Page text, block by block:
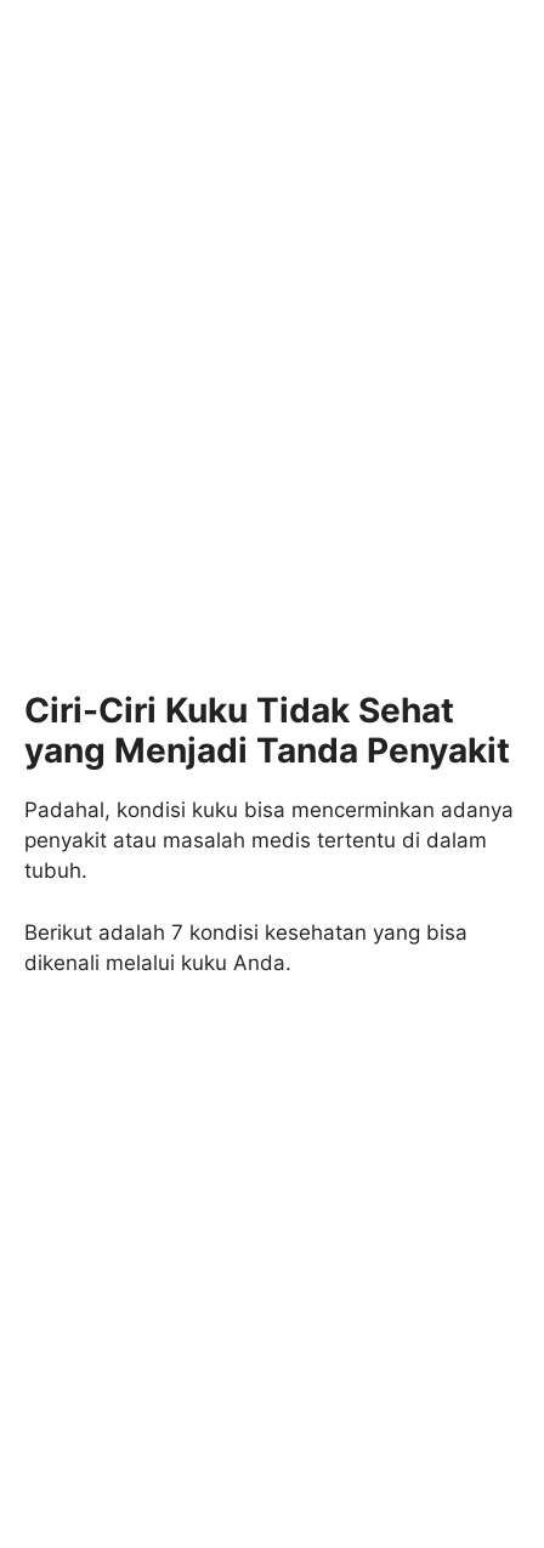
Ciri-Ciri Kuku Tidak Sehat
yang Menjadi Tanda Penyakit
Padahal, kondisi kuku bisa mencerminkan adanya
penyakit atau masalah medis tertentu di dalam
tubuh.
Berikut adalah 7 kondisi kesehatan yang bisa
dikenali melalui kuku Anda.